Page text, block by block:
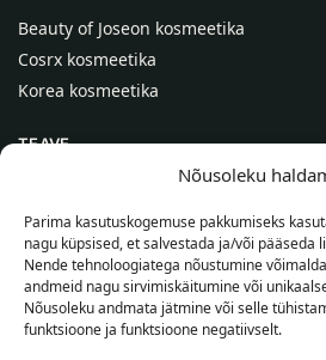
Nõusoleku
Parima kasutuskogemuse pakkumiseks
nagu küpsised, et salvestada ja/või pääseda
Nende tehnoloogiatega nõustumine
andmeid nagu sirvimiskäitumine või
Nõusoleku andmata jätmine või selle
funktsioone ja funktsioone negatiivselt.
Beauty of Joseon kosmeetika
Cosrx kosmeetika
Korea kosmeetika
TEAVE
Kontaktid
Abi
TEAVE OSTJALE
Tarnetingimused